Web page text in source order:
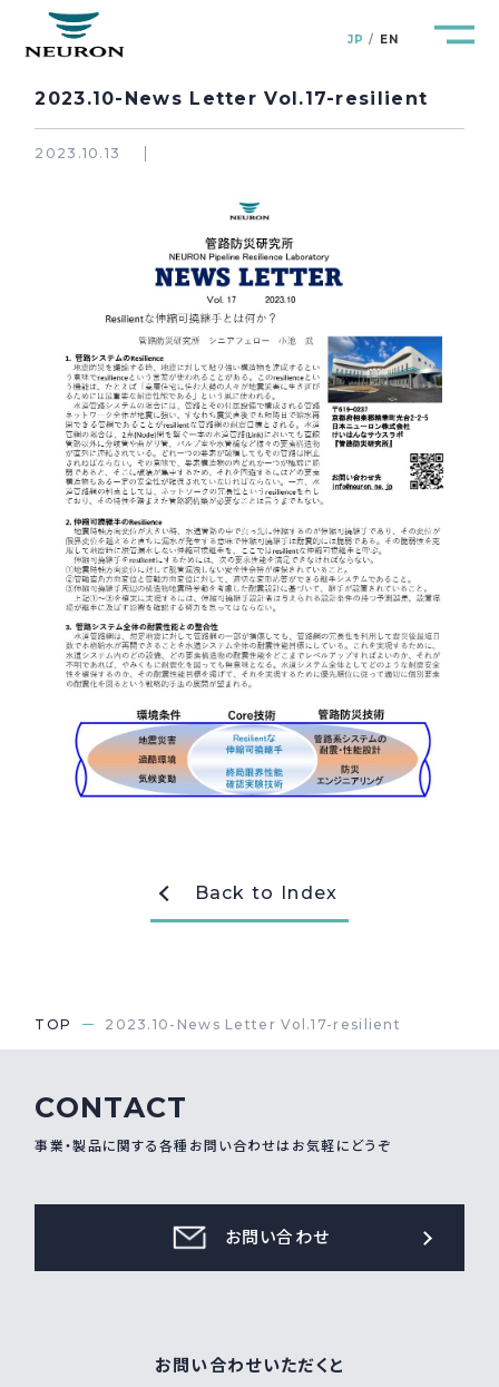
JP EN
Pipeline Resilience Lab.
Company
製品＆サービス Products&Service
研究開発 R&D
新着情報 News&Topics
採用情報 Recruit
お問い合わせ
webカタログ
2023.10-News Letter Vol.17-resilient
2023.10.13
Back to Index
TOP 2023.10-News Letter Vol.17-resilient
CONTACT
事業・製品に関する各種お問い合わせはお気軽にどうぞ
お問い合わせ
お問い合わせいただくと